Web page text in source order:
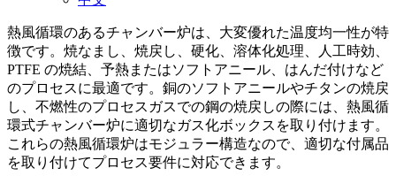
熱風循環のあるチャンバー炉は、大変優れた温度均一性が特
徴です。焼なまし、焼戻し、硬化、溶体化処理、人工時効、
PTFE の焼結、予熱またはソフトアニール、はんだ付けなど
のプロセスに最適です。銅のソフトアニールやチタンの焼戻
し、不燃性のプロセスガスでの鋼の焼戻しの際には、熱風循
環式チャンバー炉に適切なガス化ボックスを取り付けます。
これらの熱風循環炉はモジュラー構造なので、適切な付属品
を取り付けてプロセス要件に対応できます。